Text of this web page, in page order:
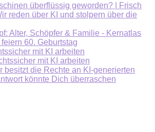
überflüssig geworden? | Frisch
reden über KI und stolpern über die
Alter, Schöpfer & Familie - Kernatlas
60. Geburtstag
mit KI arbeiten
mit KI arbeiten
besitzt die Rechte an KI-generierten
könnte Dich überraschen